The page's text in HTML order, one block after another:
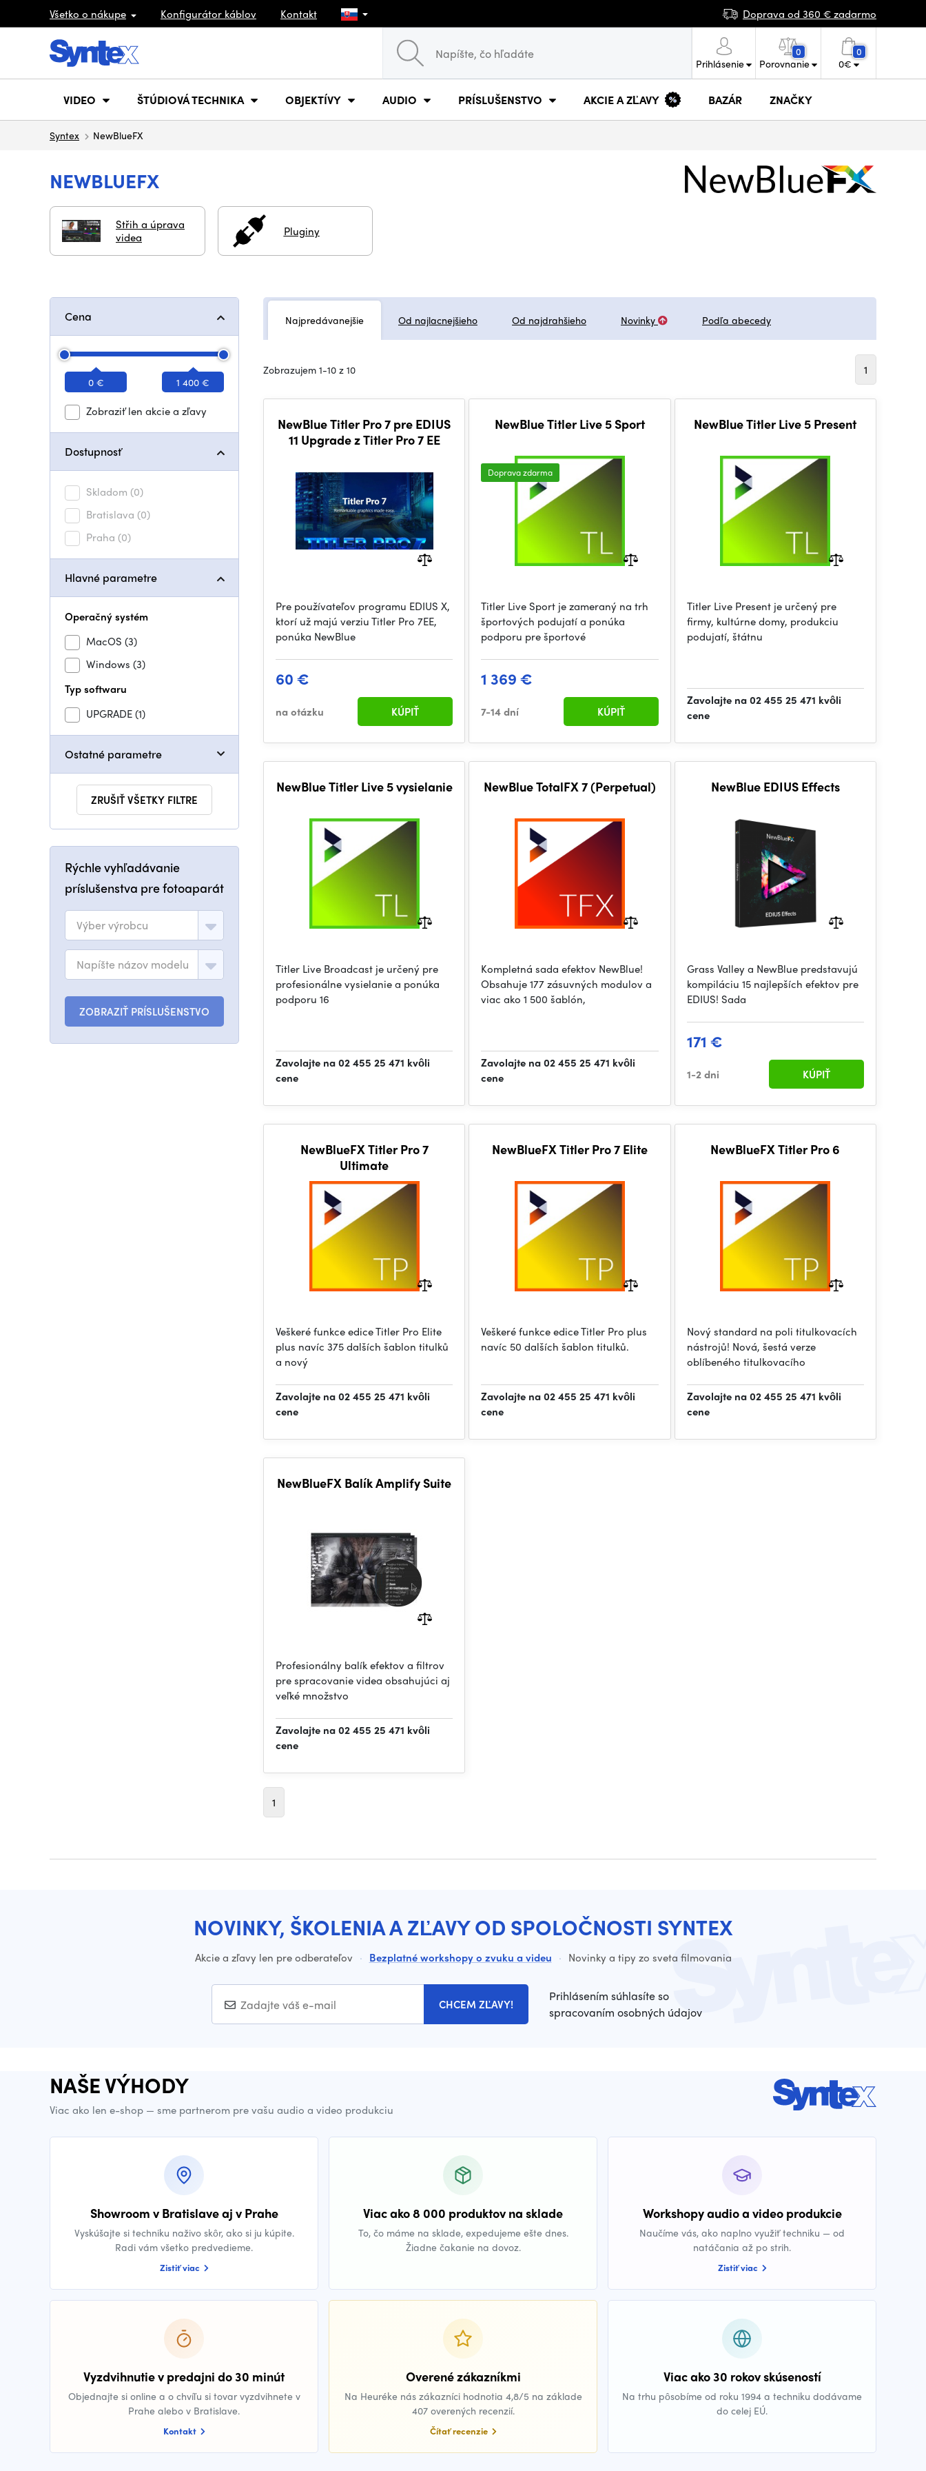
Všetko o nákupe Konfigurátor káblov Kontakt Doprava od 360 € zadarmo
Prihlásenie
0
Porovnanie
0
0€
VIDEO ŠTÚDIOVÁ TECHNIKA OBJEKTÍVY AUDIO PRÍSLUŠENSTVO AKCIE A ZĽAVY BAZÁR ZNAČKY
Syntex NewBlueFX
NEWBLUEFX
Střih a úprava
videa
Pluginy
Cena
0 € 1 400 €
Zobraziť len akcie a zľavy
Dostupnosť
Skladom (0)
Bratislava (0)
Praha (0)
Hlavné parametre
Operačný systém
MacOS (3)
Windows (3)
Typ softwaru
UPGRADE(1)
Ostatné parametre
ZRUŠIŤ VŠETKY FILTRE
Rýchle vyhľadávanie
príslušenstva pre fotoaparát
Výber výrobcu
Napíšte názov modelu
ZOBRAZIŤ PRÍSLUŠENSTVO
Najpredávanejšie Od najlacnejšieho Od najdrahšieho Novinky Podľa abecedy
Zobrazujem 1-10 z 10 1
NewBlue Titler Pro 7 pre EDIUS
11 Upgrade z Titler Pro 7 EE
Pre používateľov programu EDIUS X,
ktorí už majú verziu Titler Pro 7EE,
ponúka NewBlue
60 €
na otázku KÚPIŤ
NewBlue Titler Live 5 Sport
Doprava zdarma
Titler Live Sport je zameraný na trh
športových podujatí a ponúka
podporu pre športové
1 369 €
7-14 dní KÚPIŤ
NewBlue Titler Live 5 Present
Titler Live Present je určený pre
firmy, kultúrne domy, produkciu
podujatí, štátnu
Zavolajte na 02 455 25 471 kvôli
cene
NewBlue Titler Live 5 vysielanie
Titler Live Broadcast je určený pre
profesionálne vysielanie a ponúka
podporu 16
Zavolajte na 02 455 25 471 kvôli
cene
NewBlue TotalFX 7 (Perpetual)
Kompletná sada efektov NewBlue!
Obsahuje 177 zásuvných modulov a
viac ako 1 500 šablón,
Zavolajte na 02 455 25 471 kvôli
cene
NewBlue EDIUS Effects
Grass Valley a NewBlue predstavujú
kompiláciu 15 najlepších efektov pre
EDIUS! Sada
171 €
1-2 dni KÚPIŤ
NewBlueFX Titler Pro 7
Ultimate
Veškeré funkce edice Titler Pro Elite
plus navíc 375 dalších šablon titulků
a nový
Zavolajte na 02 455 25 471 kvôli
cene
NewBlueFX Titler Pro 7 Elite
Veškeré funkce edice Titler Pro plus
navíc 50 dalších šablon titulků.
Zavolajte na 02 455 25 471 kvôli
cene
NewBlueFX Titler Pro 6
Nový standard na poli titulkovacích
nástrojů! Nová, šestá verze
oblíbeného titulkovacího
Zavolajte na 02 455 25 471 kvôli
cene
NewBlueFX Balík Amplify Suite
Profesionálny balík efektov a filtrov
pre spracovanie videa obsahujúci aj
veľké množstvo
Zavolajte na 02 455 25 471 kvôli
cene
1
NOVINKY, ŠKOLENIA A ZĽAVY OD SPOLOČNOSTI SYNTEX
Akcie a zľavy len pre odberateľov · Bezplatné workshopy o zvuku a videu · Novinky a tipy zo sveta filmovania
CHCEM ZĽAVY!
Prihlásením súhlasíte so
spracovaním osobných údajov
NAŠE VÝHODY
Viac ako len e-shop — sme partnerom pre vašu audio a video produkciu
Showroom v Bratislave aj v Prahe
Vyskúšajte si techniku naživo skôr, ako si ju kúpite.
Radi vám všetko predvedieme.
Zistiť viac
Viac ako 8 000 produktov na sklade
To, čo máme na sklade, expedujeme ešte dnes.
Žiadne čakanie na dovoz.
Workshopy audio a video produkcie
Naučíme vás, ako naplno využiť techniku — od
natáčania až po strih.
Zistiť viac
Vyzdvihnutie v predajni do 30 minút
Objednajte si online a o chvíľu si tovar vyzdvihnete v
Prahe alebo v Bratislave.
Kontakt
Overené zákazníkmi
Na Heuréke nás zákazníci hodnotia 4,8/5 na základe
407 overených recenzií.
Čítať recenzie
Viac ako 30 rokov skúseností
Na trhu pôsobíme od roku 1994 a techniku dodávame
do celej EÚ.